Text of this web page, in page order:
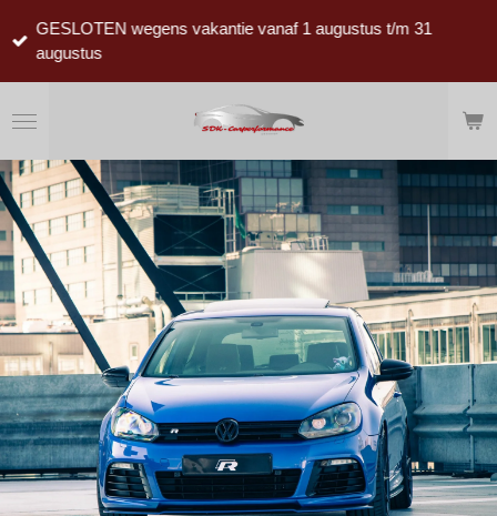
direct
hoofdinhoud
GESLOTEN wegens vakantie vanaf 1 augustus t/m 31
augustus